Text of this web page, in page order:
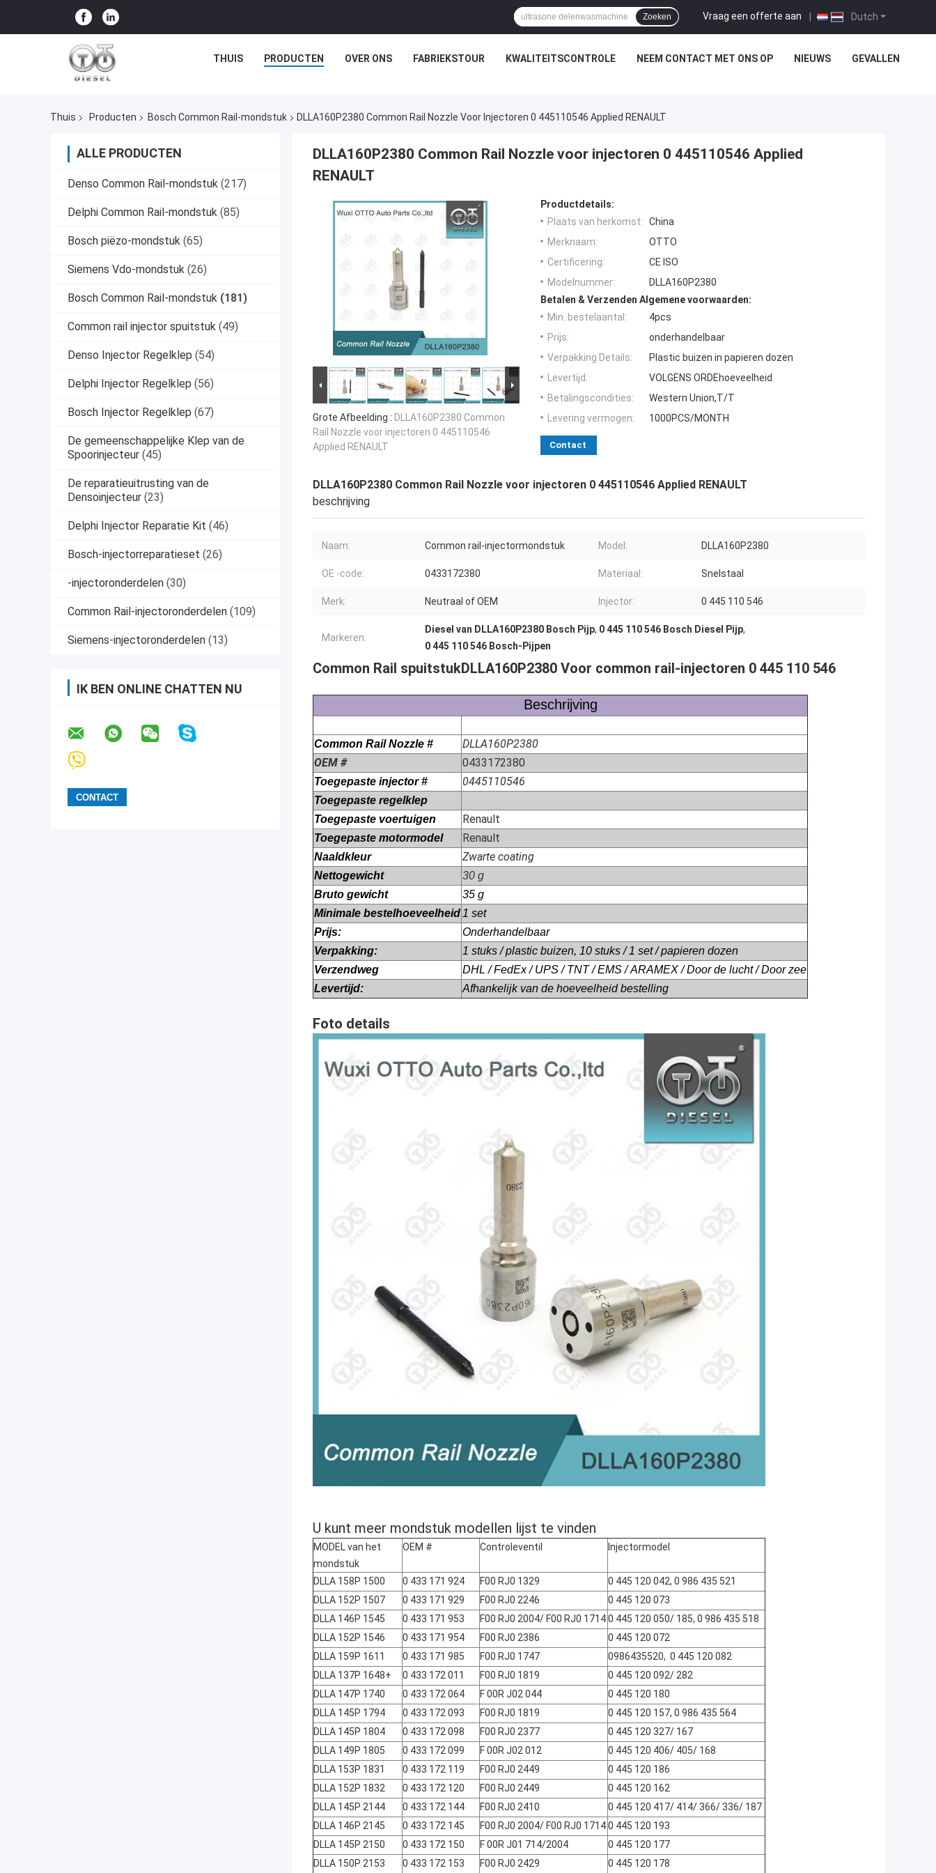
Dutch
Vraag een offerte aan |
Zoeken
THUIS PRODUCTEN OVER ONS FABRIEKSTOUR KWALITEITSCONTROLE NEEM CONTACT MET ONS OP NIEUWS GEVALLEN
Thuis Producten Bosch Common Rail-mondstuk DLLA160P2380 Common Rail Nozzle Voor Injectoren 0 445110546 Applied RENAULT
ALLE PRODUCTEN
Denso Common Rail-mondstuk (217)
Delphi Common Rail-mondstuk (85)
Bosch piëzo-mondstuk (65)
Siemens Vdo-mondstuk (26)
Bosch Common Rail-mondstuk (181)
Common rail injector spuitstuk (49)
Denso Injector Regelklep (54)
Delphi Injector Regelklep (56)
Bosch Injector Regelklep (67)
De gemeenschappelijke Klep van de
Spoorinjecteur (45)
De reparatieuitrusting van de
Densoinjecteur (23)
Delphi Injector Reparatie Kit (46)
Bosch-injectorreparatieset (26)
-injectoronderdelen (30)
Common Rail-injectoronderdelen (109)
Siemens-injectoronderdelen (13)
IK BEN ONLINE CHATTEN NU
DLLA160P2380 Common Rail Nozzle voor injectoren 0 445110546 Applied
RENAULT
Grote Afbeelding : DLLA160P2380 Common
Rail Nozzle voor injectoren 0 445110546
Applied RENAULT
Productdetails:
Plaats van herkomst:
China
Merknaam:
OTTO
Certificering:
CE ISO
Modelnummer:
DLLA160P2380
Betalen & Verzenden Algemene voorwaarden:
Min. bestelaantal:
4pcs
Prijs:
onderhandelbaar
Verpakking Details:
Plastic buizen in papieren dozen
Levertijd:
VOLGENS ORDEhoeveelheid
Betalingscondities:
Western Union,T/T
Levering vermogen:
1000PCS/MONTH
Contact
DLLA160P2380 Common Rail Nozzle voor injectoren 0 445110546 Applied RENAULT
beschrijving
Naam: Common rail-injectormondstuk Model: DLLA160P2380
OE -code: 0433172380 Materiaal: Snelstaal
Merk: Neutraal of OEM Injector: 0 445 110 546
Markeren:
Diesel van DLLA160P2380 Bosch Pijp, 0 445 110 546 Bosch Diesel Pijp,
0 445 110 546 Bosch-Pijpen
Common Rail spuitstukDLLA160P2380 Voor common rail-injectoren 0 445 110 546
Beschrijving
Common Rail Nozzle #
DLLA160P2380
OEM #
0433172380
Toegepaste injector # 0445110546
Toegepaste regelklep
Toegepaste voertuigen
Renault
Toegepaste motormodel Renault
Naaldkleur Zwarte coating
Nettogewicht
30 g
Bruto gewicht
35 g
Minimale bestelhoeveelheid 1 set
Prijs:
Onderhandelbaar
Verpakking:
1 stuks / plastic buizen, 10 stuks / 1 set / papieren dozen
Verzendweg
DHL / FedEx / UPS / TNT / EMS / ARAMEX / Door de lucht / Door zee
Levertijd:
Afhankelijk van de hoeveelheid bestelling
Foto details
U kunt meer mondstuk modellen lijst te vinden
MODEL van het
mondstuk
OEM # Controleventil Injectormodel
DLLA 158P 1500 0 433 171 924 F00 RJ0 1329
0 445 120 042, 0 986 435 521
DLLA 152P 1507
0 433 171 929 F00 RJ0 2246
0 445 120 073
DLLA 146P 1545
0 433 171 953 F00 RJ0 2004/ F00 RJ0 17140 445 120 050/ 185, 0 986 435 518
DLLA 152P 1546
0 433 171 954 F00 RJ0 2386
0 445 120 072
DLLA 159P 1611
0 433 171 985 F00 RJ0 1747 0986435520, 0 445 120 082
DLLA 137P 1648+
0 433 172 011 F00 RJ0 1819
0 445 120 092/ 282
DLLA 147P 1740
0 433 172 064 F 00R J02 044
0 445 120 180
DLLA 145P 1794
0 433 172 093 F00 RJ0 1819 0 445 120 157, 0 986 435 564
DLLA 145P 1804
0 433 172 098 F00 RJ0 2377
0 445 120 327/ 167
DLLA 149P 1805
0 433 172 099 F 00R J02 012
0 445 120 406/ 405/ 168
DLLA 153P 1831
0 433 172 119 F00 RJ0 2449
0 445 120 186
DLLA 152P 1832
0 433 172 120 F00 RJ0 2449
0 445 120 162
DLLA 145P 2144
0 433 172 144 F00 RJ0 2410
0 445 120 417/ 414/ 366/ 336/ 187
DLLA 146P 2145
0 433 172 145 F00 RJ0 2004/ F00 RJ0 17140 445 120 193
DLLA 145P 2150
0 433 172 150 F 00R J01 714/2004
0 445 120 177
DLLA 150P 2153
0 433 172 153 F00 RJ0 2429 0 445 120 178